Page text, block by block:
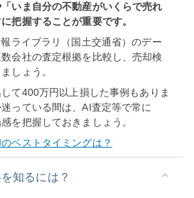
いま自分の不動産がいくらで売れ
把握することが重要です。
ライブラリ（国土交通省）のデー
会社の査定根拠を比較し、売却検
しょう。
て400万円以上損した事例もありま
っている間は、AI査定等で常に
を把握しておきましょう。
ベストタイミングは？
知るには？